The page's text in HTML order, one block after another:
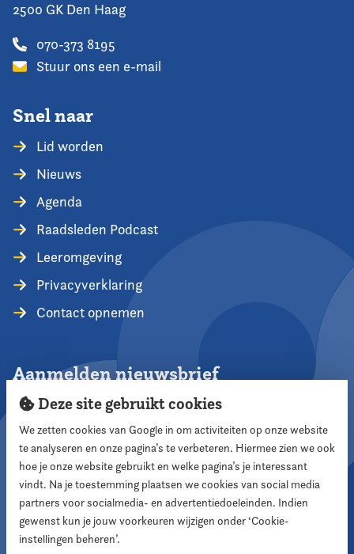
2500 GK Den Haag
070-373 8195
Stuur ons een e-mail
Snel naar
Lid worden
Nieuws
Agenda
Raadsleden Podcast
Leeromgeving
Privacyverklaring
Contact opnemen
Aanmelden nieuwsbrief
Aanmelden
Volg ons
Deze site gebruikt cookies
We zetten cookies van Google in om activiteiten op onze website
te analyseren en onze pagina’s te verbeteren. Hiermee zien we ook
hoe je onze website gebruikt en welke pagina’s je interessant
vindt. Na je toestemming plaatsen we cookies van social media
partners voor socialmedia- en advertentiedoeleinden. Indien
gewenst kun je jouw voorkeuren wijzigen onder ‘Cookie-
instellingen beheren’.